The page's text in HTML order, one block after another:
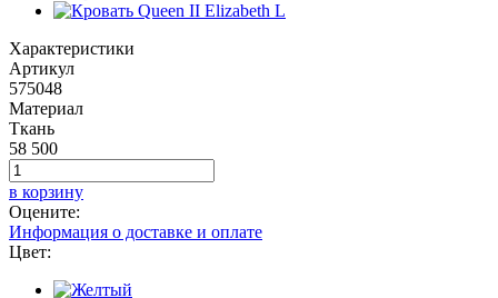
Характеристики
Артикул
575048
Материал
Ткань
58 500
в корзину
Оцените:
Информация о доставке и оплате
Цвет: